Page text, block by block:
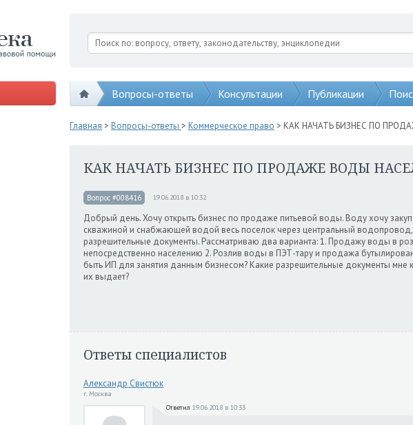
Вопросы-ответы Консультации Публикации
Главная > Вопросы-ответы > Коммерческое право > КАК НАЧАТЬ БИЗНЕС ПО
КАК НАЧАТЬ БИЗНЕС ПО ПРОДАЖЕ ВОДЫ
Вопрос #008416 19.06.2018 в 10:32
Добрый день. Хочу открыть бизнес по продаже питьевой воды. Воду хочу
скважиной и снабжающей водой весь поселок через центральный
разрешительные документы. Рассматриваю два варианта: 1. Продажу воды в
непосредственно населению 2. Розлив воды в ПЭТ-тару и продажа
быть ИП для занятия данным бизнесом? Какие разрешительные документы мне
их выдает?
Ответы специалистов
Александр Свистюк
г. Москва
Ответил 19.06.2018 в 10:33